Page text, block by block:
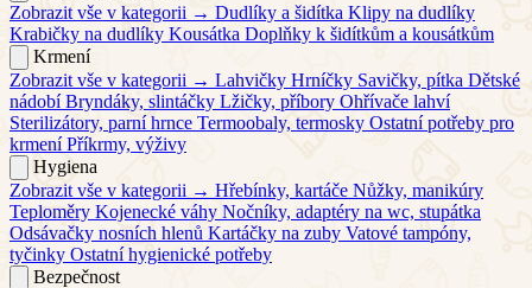
Zobrazit vše v kategorii → Dudlíky a šidítka Klipy na dudlíky
Krabičky na dudlíky Kousátka Doplňky k šidítkům a kousátkům
Krmení
Zobrazit vše v kategorii → Lahvičky Hrníčky Savičky, pítka Dětské
nádobí Bryndáky, slintáčky Lžičky, příbory Ohřívače lahví
Sterilizátory, parní hrnce Termoobaly, termosky Ostatní potřeby pro
krmení Příkrmy, výživy
Hygiena
Zobrazit vše v kategorii → Hřebínky, kartáče Nůžky, manikúry
Teploměry Kojenecké váhy Nočníky, adaptéry na wc, stupátka
Odsávačky nosních hlenů Kartáčky na zuby Vatové tampóny,
tyčinky Ostatní hygienické potřeby
Bezpečnost